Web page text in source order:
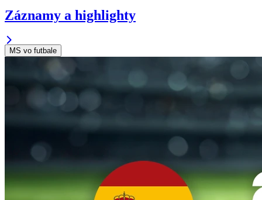
Záznamy a highlighty
MS vo futbale